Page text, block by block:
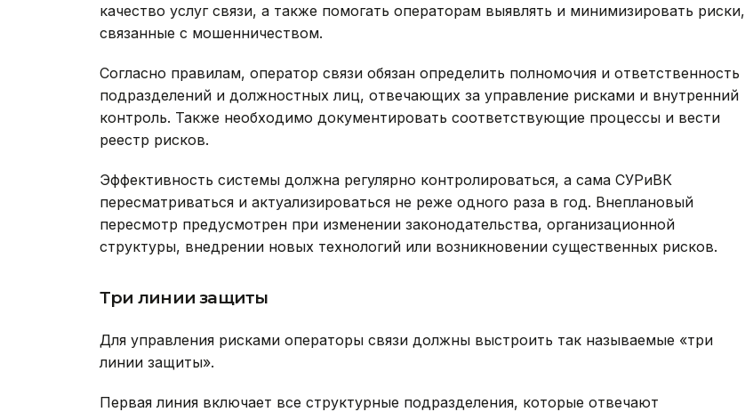
качество услуг связи, а также помогать операторам выявлять и минимизировать риски,
связанные с мошенничеством.
Согласно правилам, оператор связи обязан определить полномочия и ответственность
подразделений и должностных лиц, отвечающих за управление рисками и внутренний
контроль. Также необходимо документировать соответствующие процессы и вести
реестр рисков.
Эффективность системы должна регулярно контролироваться, а сама СУРиВК
пересматриваться и актуализироваться не реже одного раза в год. Внеплановый
пересмотр предусмотрен при изменении законодательства, организационной
структуры, внедрении новых технологий или возникновении существенных рисков.
Три линии защиты
Для управления рисками операторы связи должны выстроить так называемые «три
линии защиты».
Первая линия включает все структурные подразделения, которые отвечают